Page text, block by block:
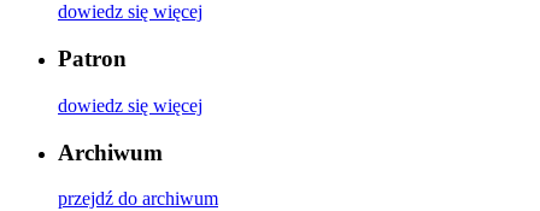
dowiedz się więcej
Patron
dowiedz się więcej
Archiwum
przejdź do archiwum